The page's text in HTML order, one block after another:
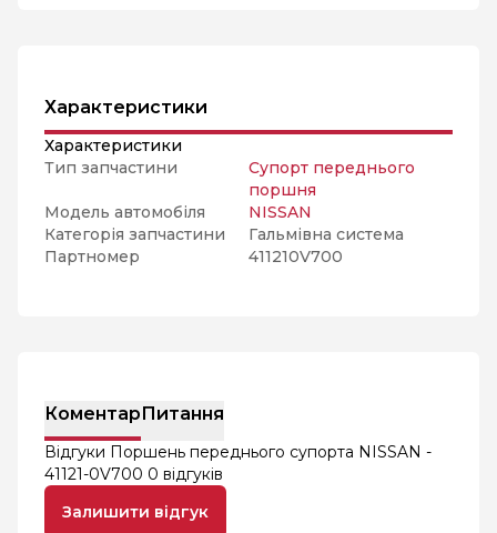
Характеристики
Характеристики
Тип запчастини
Супорт переднього
поршня
Модель автомобіля
NISSAN
Категорія запчастини
Гальмівна система
Партномер
411210V700
КоментарПитання
Відгуки Поршень переднього супорта NISSAN -
41121-0V700 0 відгуків
Залишити відгук